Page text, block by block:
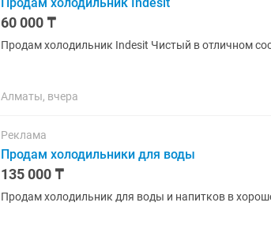
60 000 ₸
Продам холодильник Indesit Чистый в отличном
Алматы, вчера
Реклама
Продам холодильники для воды
135 000 ₸
Продам холодильник для воды и напитков в